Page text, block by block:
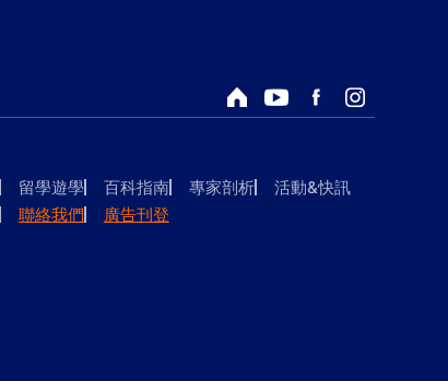
回首頁Youtube頻道
Facebook粉絲專頁
Instagram
留學遊學 百科指南 專家剖析
活動&快訊
聯絡我們 廣告刊登